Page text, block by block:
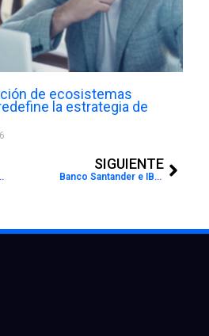
de ecosistemas
la estrategia de
del cliente con IA agéntica en México
SIGUIENTE
Banco Santander e IBM anunciaron el programa “Santander X Global Challenge | The Quantum AI Leap”